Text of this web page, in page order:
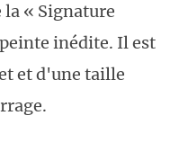
« Signature
inédite. Il est
et d'une taille